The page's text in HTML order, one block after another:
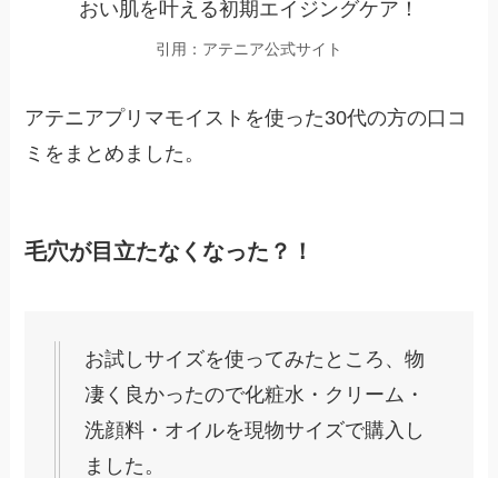
引用：アテニア公式サイト
アテニアプリマモイストを使った30代の方の口コ
ミをまとめました。
毛穴が目立たなくなった？！
お試しサイズを使ってみたところ、物
凄く良かったので化粧水・クリーム・
洗顔料・オイルを現物サイズで購入し
ました。